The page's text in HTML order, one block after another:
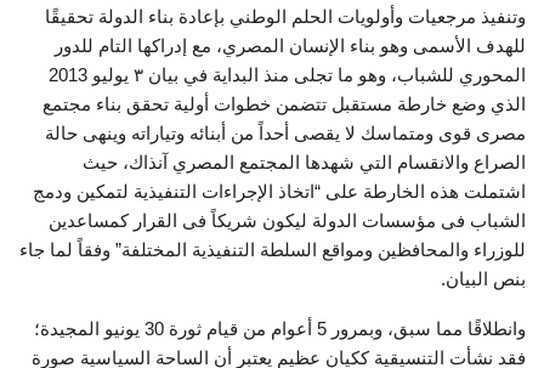
وتنفيذ مرجعيات وأولويات الحلم الوطني بإعادة بناء الدولة تحقيقًا
للهدف الأسمى وهو بناء الإنسان المصري، مع إدراكها التام للدور
المحوري للشباب، وهو ما تجلى منذ البداية في بيان ٣ يوليو 2013
الذي وضع خارطة مستقبل تتضمن خطوات أولية تحقق بناء مجتمع
مصرى قوى ومتماسك لا يقصى أحداً من أبنائه وتياراته وينهى حالة
الصراع والانقسام التي شهدها المجتمع المصري آنذاك، حيث
اشتملت هذه الخارطة على “اتخاذ الإجراءات التنفيذية لتمكين ودمج
الشباب فى مؤسسات الدولة ليكون شريكاً فى القرار كمساعدين
للوزراء والمحافظين ومواقع السلطة التنفيذية المختلفة” وفقاً لما جاء
بنص البيان.
وانطلاقًا مما سبق، وبمرور 5 أعوام من قيام ثورة 30 يونيو المجيدة؛
فقد نشأت التنسيقية ككيان عظيم يعتبر أن الساحة السياسية صورة